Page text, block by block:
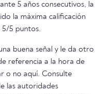
5 años consecutivos, la
la máxima calificación
5/5 puntos.
buena señal y le da otro
referencia a la hora de
o no aquí. Consulte
las autoridades